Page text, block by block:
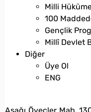
Milli
100
Gençlik
Millî Devlet
Diğer
Üye Ol
ENG